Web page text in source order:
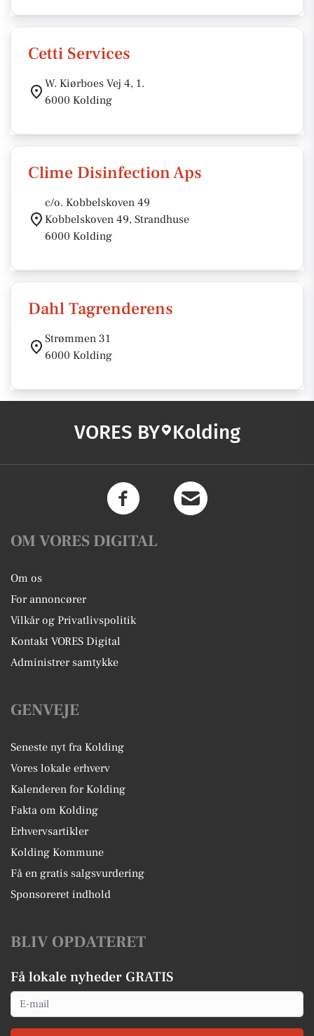
Cetti Services
W. Kiørboes Vej 4, 1.
6000 Kolding
Clime Disinfection Aps
c/o. Kobbelskoven 49
Kobbelskoven 49, Strandhuse
6000 Kolding
Dahl Tagrenderens
Strømmen 31
6000 Kolding
VORES BY Kolding
OM VORES DIGITAL
Om os
For annoncører
Vilkår og Privatlivspolitik
Kontakt VORES Digital
Administrer samtykke
GENVEJE
Seneste nyt fra Kolding
Vores lokale erhverv
Kalenderen for Kolding
Fakta om Kolding
Erhvervsartikler
Kolding Kommune
Få en gratis salgsvurdering
Sponsoreret indhold
BLIV OPDATERET
Få lokale nyheder GRATIS
Email